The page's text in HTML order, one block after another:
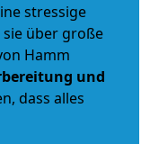
stressige
über große
Hamm
und
dass alles